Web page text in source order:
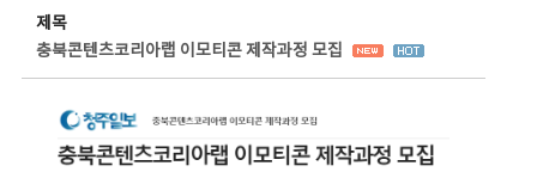
제목
충북콘텐츠코리아랩 이모티콘 제작과정 모집